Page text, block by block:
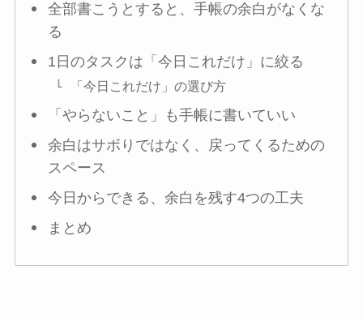
全部書こうとすると、手帳の余白がなくな
る
1日のタスクは「今日これだけ」に絞る
「今日これだけ」の選び方
「やらないこと」も手帳に書いていい
余白はサボりではなく、戻ってくるための
スペース
今日からできる、余白を残す4つの工夫
まとめ